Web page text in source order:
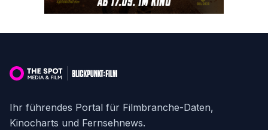
Ihr führendes Portal für Filmbranche-Daten,
Kinocharts und Fernsehnews.